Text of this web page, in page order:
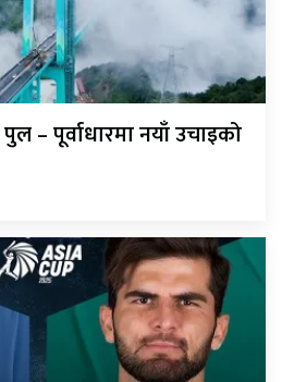
– पूर्वाधारमा नयाँ उचाइको